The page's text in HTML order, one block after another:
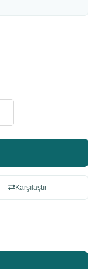
Karşılaştır